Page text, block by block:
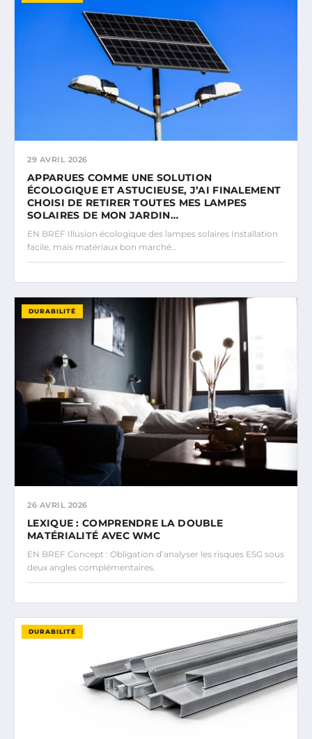
29 AVRIL 2026
APPARUES COMME UNE SOLUTION
ÉCOLOGIQUE ET ASTUCIEUSE, J’AI FINALEMENT
CHOISI DE RETIRER TOUTES MES LAMPES
SOLAIRES DE MON JARDIN…
EN BREF Illusion écologique des lampes solaires Installation
facile, mais matériaux bon marché…
DURABILITÉ
26 AVRIL 2026
LEXIQUE : COMPRENDRE LA DOUBLE
MATÉRIALITÉ AVEC WMC
EN BREF Concept : Obligation d’analyser les risques ESG sous
deux angles complémentaires.
DURABILITÉ